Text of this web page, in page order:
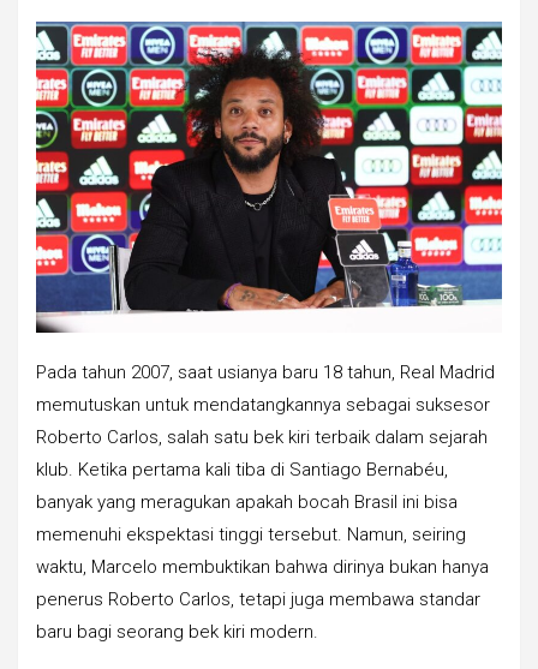
Pada tahun 2007, saat usianya baru 18 tahun, Real Madrid
memutuskan untuk mendatangkannya sebagai suksesor
Roberto Carlos, salah satu bek kiri terbaik dalam sejarah
klub. Ketika pertama kali tiba di Santiago Bernabéu,
banyak yang meragukan apakah bocah Brasil ini bisa
memenuhi ekspektasi tinggi tersebut. Namun, seiring
waktu, Marcelo membuktikan bahwa dirinya bukan hanya
penerus Roberto Carlos, tetapi juga membawa standar
baru bagi seorang bek kiri modern.